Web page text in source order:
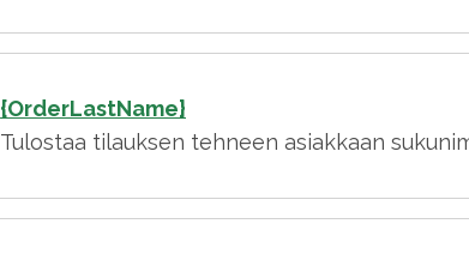
{OrderLastName}
Tulostaa tilauksen tehneen asiakkaan